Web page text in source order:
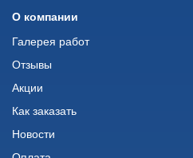
О компании
Галерея работ
Отзывы
Акции
Как заказать
Новости